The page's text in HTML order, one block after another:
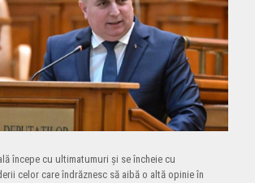
începe cu ultimatumuri și se încheie cu
celor care îndrăznesc să aibă o altă opinie în